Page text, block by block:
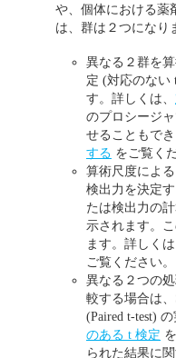
や、個体における薬
は、群は２つになり
異なる２群を
定 (対応のない
す。詳しくは、
のプロシージ
せることもでき
する をご覧く
算術尺度によ
検出力を決定
たは検出力の
示されます。
ます。詳しくは
ご覧ください。
異なる２つの
較する場合は
(Paired t-test)
のある t 検定
られた結果に